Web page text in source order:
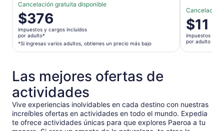
Cancelación gratuita disponible
El
precio
es
de
$376.
adulto*
*Si
ingresas
varios
adultos,
obtienes
$376
impuestos y cargos incluidos
por adulto*
*Si ingresas varios adultos, obtienes un precio más bajo
Cancelación
El
precio
es
de
$11
impuestos y
por adulto
Las mejores ofertas de
actividades
Vive experiencias inolvidables en cada destino con nuestras
increíbles ofertas en actividades en todo el mundo. Expedia
te ofrece actividades únicas para que explores Paeroa a tu